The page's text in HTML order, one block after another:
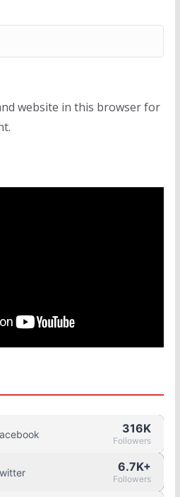
website in this browser for
316K
Followers
6.7K+
Followers